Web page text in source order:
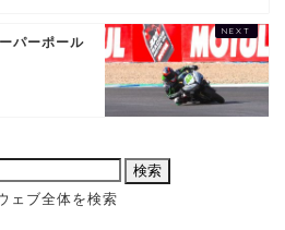
パーポール
ェブ全体を検索